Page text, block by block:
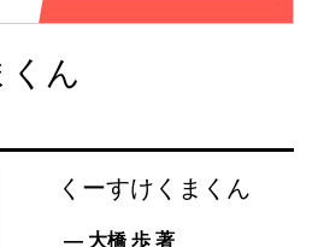
くん
くーすけくまくん
— 大橋 歩 著